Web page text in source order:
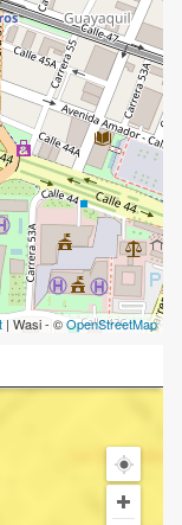
| Wasi - ©OpenStreetMap